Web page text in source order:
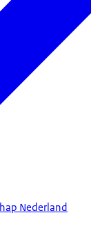
Nederland